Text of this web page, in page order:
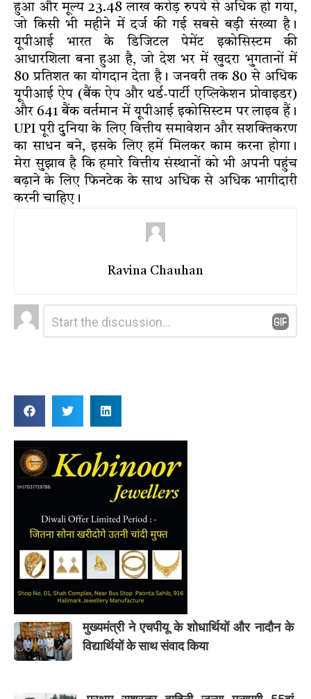
हुआ और मूल्य 23.48 लाख करोड़ रुपये से अधिक हो गया,
जो किसी भी महीने में दर्ज की गई सबसे बड़ी संख्या है।
यूपीआई भारत के डिजिटल पेमेंट इकोसिस्टम की
आधारशिला बना हुआ है, जो देश भर में खुदरा भुगतानों में
80 प्रतिशत का योगदान देता है। जनवरी तक 80 से अधिक
यूपीआई ऐप (बैंक ऐप और थर्ड-पार्टी एप्लिकेशन प्रोवाइडर)
और 641 बैंक वर्तमान में यूपीआई इकोसिस्टम पर लाइव हैं।
UPI पूरी दुनिया के लिए वित्तीय समावेशन और सशक्तिकरण
का साधन बने, इसके लिए हमें मिलकर काम करना होगा।
मेरा सुझाव है कि हमारे वित्तीय संस्थानों को भी अपनी पहुंच
बढ़ाने के लिए फिनटेक के साथ अधिक से अधिक भागीदारी
करनी चाहिए।
Ravina Chauhan
Leave
a
Comment
मुख्यमंत्री ने एचपीयू के शोधार्थियों और नादौन के
विद्यार्थियों के साथ संवाद किया